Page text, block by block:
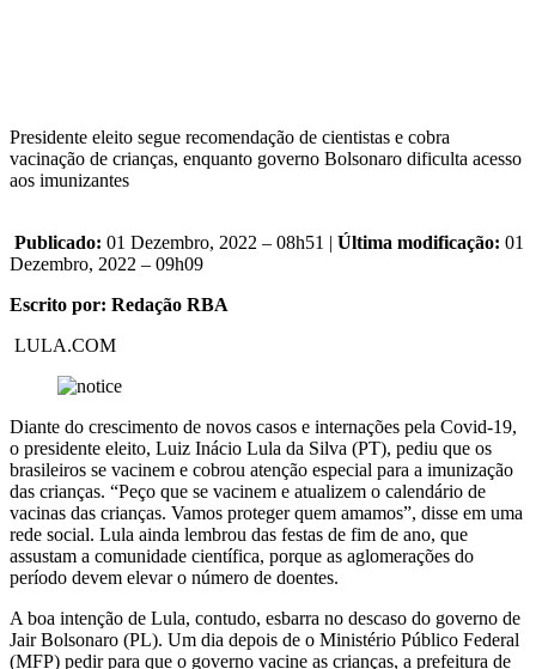
Presidente eleito segue recomendação de cientistas e cobra
vacinação de crianças, enquanto governo Bolsonaro dificulta acesso
aos imunizantes
Publicado: 01 Dezembro, 2022 – 08h51 | Última modificação: 01
Dezembro, 2022 – 09h09
Escrito por: Redação RBA
LULA.COM
Diante do crescimento de novos casos e internações pela Covid-19,
o presidente eleito, Luiz Inácio Lula da Silva (PT), pediu que os
brasileiros se vacinem e cobrou atenção especial para a imunização
das crianças. “Peço que se vacinem e atualizem o calendário de
vacinas das crianças. Vamos proteger quem amamos”, disse em uma
rede social. Lula ainda lembrou das festas de fim de ano, que
assustam a comunidade científica, porque as aglomerações do
período devem elevar o número de doentes.
A boa intenção de Lula, contudo, esbarra no descaso do governo de
Jair Bolsonaro (PL). Um dia depois de o Ministério Público Federal
(MFP) pedir para que o governo vacine as crianças, a prefeitura de